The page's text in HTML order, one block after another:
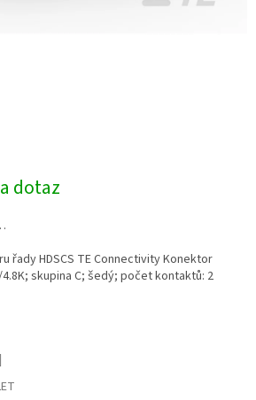
dotaz
řady HDSCS TE Connectivity Konektor
4.8K; skupina C; šedý; počet kontaktů: 2